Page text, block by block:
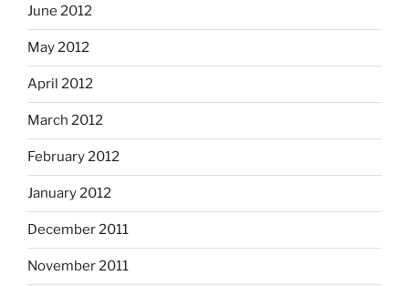
June 2012
May 2012
April 2012
March 2012
February 2012
January 2012
December 2011
November 2011